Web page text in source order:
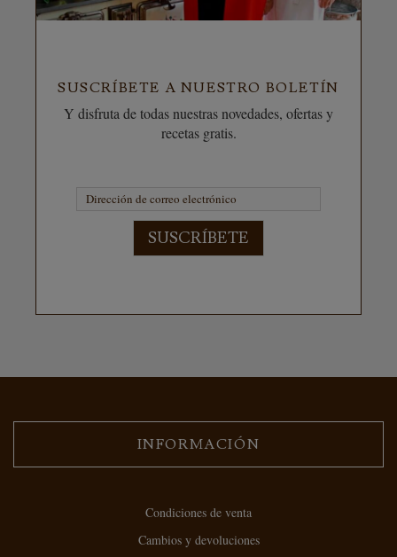
SUSCRÍBETE A NUESTRO BOLETÍN
Y disfruta de todas nuestras novedades, ofertas y
recetas gratis.
SUSCRÍBETE
INFORMACIÓN
Condiciones de venta
Cambios y devoluciones